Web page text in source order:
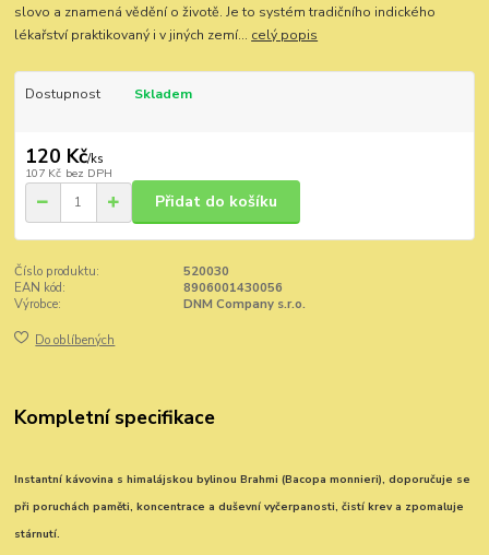
slovo a znamená vědění o životě. Je to systém tradičního indického
lékařství praktikovaný i v jiných zemí... celý popis
Dostupnost Skladem
120 Kč/ks
107 Kč bez DPH
Přidat do košíku
Číslo produktu:
520030
EAN kód:
8906001430056
Výrobce:
DNM Company s.r.o.
Do oblíbených
Kompletní specifikace
Instantní kávovina s himalájskou bylinou Brahmi (Bacopa monnieri), doporučuje se
při poruchách paměti, koncentrace a duševní vyčerpanosti, čistí krev a zpomaluje
stárnutí.